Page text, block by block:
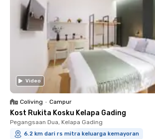
Video
Coliving • Campur
Kost Rukita Kosku Kelapa Gading
Pegangsaan Dua, Kelapa Gading
6.2 km dari rs mitra keluarga kemayoran